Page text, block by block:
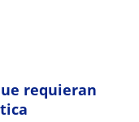
requieran